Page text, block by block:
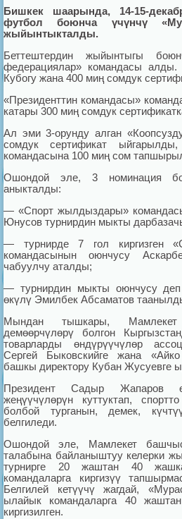
Бишкек шаарында, 14-15-
футбол боюнча үчүнчү
жыйынтыкталды.
Беттештердин жыйынтыгы
федерациялар» командасы алды.
Кубогу жана 400 миң сомдук
«Президенттин командасы»
катары 300 миң сомдук
Ал эми 3-орунду алган
сомдук сертификат
командасына 100 миң сом
Ошондой эле, 3 номинация
аныкталды:
— «Спорт жылдыздары»
Юнусов турнирдин мыкты
— турнирде 7 гол киргизген
командасынын оюнчусу
чабуулчу аталды;
— турнирдин мыкты оюнчусу деп
өкүлү Эмилбек Абсаматов
Мындан тышкары,
демөөрчүлөрү болгон
товарларды өндүрүүчүлөр
Сергей Быковскийге жана
башкы директору Кубан Жусуевге
Президент Садыр Жапаров
жеңүүчүлөрүн куттуктап,
болбой турганын, демек,
белгиледи.
Ошондой эле, Мамлекет
талабына байланыштуу келерки
турнирге 20 жаштан 40
командаларга киргизүү
Белгилей кетүүчү жагдай,
ылайык командаларга 40
киргизилген.